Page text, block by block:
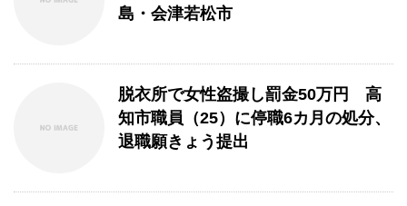
島・会津若松市
脱衣所で女性盗撮し罰金50万円 高
知市職員（25）に停職6カ月の処分、
退職願きょう提出